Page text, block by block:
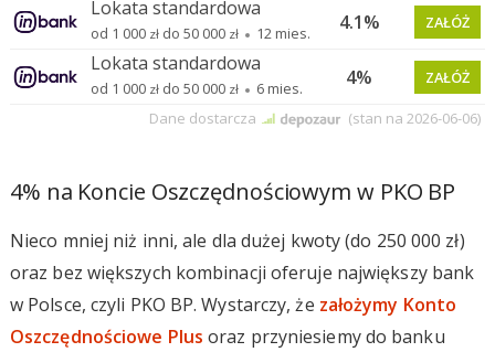
4% na Koncie Oszczędnościowym w PKO BP
Nieco mniej niż inni, ale dla dużej kwoty (do 250 000 zł)
oraz bez większych kombinacji oferuje największy bank
w Polsce, czyli PKO BP. Wystarczy, że założymy Konto
Oszczędnościowe Plus oraz przyniesiemy do banku